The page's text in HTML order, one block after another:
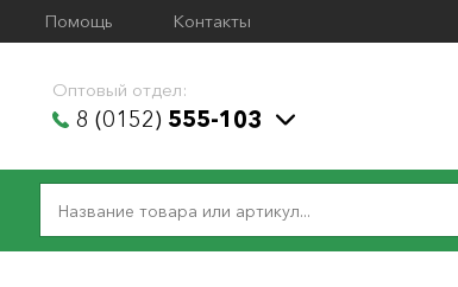
Помощь Контакты
Оптовый отдел:
8 (0152) 555-103